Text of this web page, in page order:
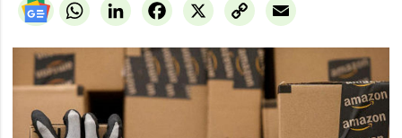
WhatsAppLinkedIn X
Facebook
Copy
Link
Email